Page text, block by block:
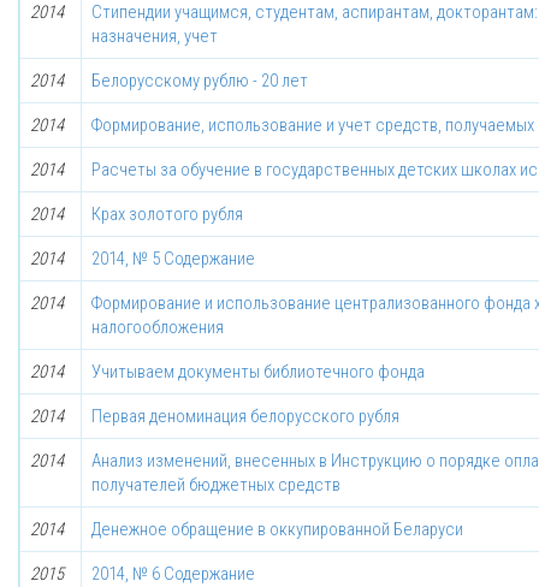
2014
Стипендии учащимся, студентам, аспирантам,
назначения, учет
2014 Белорусскому рублю - 20 лет
2014 Формирование, использование и учет средств,
2014 Расчеты за обучение в государственных детских школах
2014 Крах золотого рубля
2014 2014, № 5 Содержание
2014
Формирование и использование централизованного фонда
налогообложения
2014 Учитываем документы библиотечного фонда
2014 Первая деноминация белорусского рубля
2014
Анализ изменений, внесенных в Инструкцию о порядке
получателей бюджетных средств
2014 Денежное обращение в оккупированной Беларуси
2015 2014, № 6 Содержание